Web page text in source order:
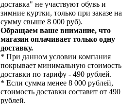
доставка" не участвуют обувь и
зимние куртки, только при заказе на
сумму свыше 8 000 руб).
Обращаем ваше внимание, что
магазин оплачивает только одну
доставку.
* При данном условии компания
покрывает минимальную стоимость
доставки по тарифу - 490 рублей.
* Если сумма менее 8 000 рублей,
стоимость доставки составит от 490
рублей.